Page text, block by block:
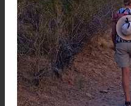
La escalada,
de Piedra
El área de Piedra